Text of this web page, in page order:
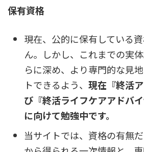
保有資格
現在、公的に保有している
ん。しかし、これまでの実
らに深め、より専門的な見
トできるよう、 現在『終活
び『終活ライフケアアドバ
に向けて勉強中です。
当サイトでは、資格の有無